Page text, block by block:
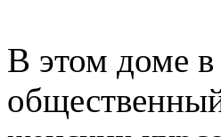
В этом доме